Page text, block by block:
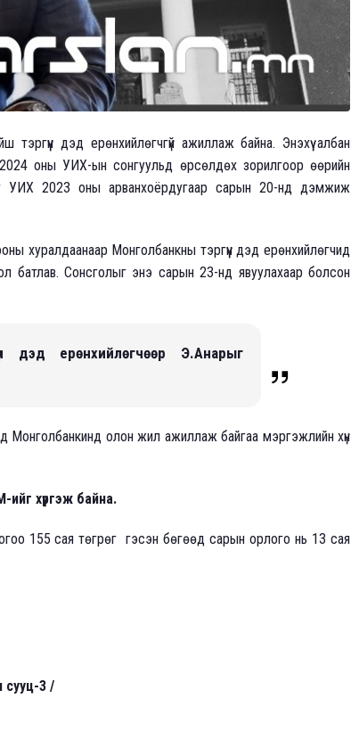
дэд ерөнхийлөгчгүй ажиллаж байна. Энэхүү албан
оны УИХ-ын сонгуульд өрсөлдөх зорилгоор өөрийн
УИХ 2023 оны арванхоёрдугаар сарын 20-нд дэмжиж
хуралдаанаар Монголбанкны тэргүүн дэд ерөнхийлөгчид
батлав. Сонсголыг энэ сарын 23-нд явуулахаар болсон
дэд ерөнхийлөгчөөр Э.Анарыг
олон жил ажиллаж байгаа мэргэжлийн хүн
хүргэж байна.
155 сая төгрөг гэсэн бөгөөд сарын орлого нь 13 сая
3 /